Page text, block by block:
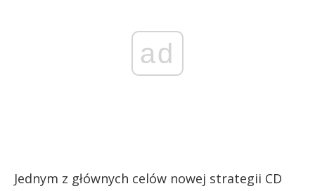
ad
Jednym z głównych celów nowej strategii CD